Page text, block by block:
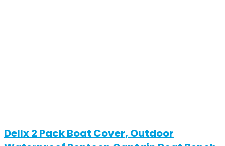
Dellx 2 Pack Boat Cover, Outdoor